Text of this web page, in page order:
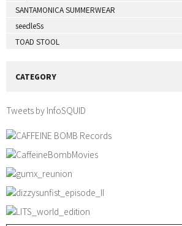
SANTAMONICA SUMMERWEAR
seedleSs
TOAD STOOL
CATEGORY
Tweets by InfoSQUID